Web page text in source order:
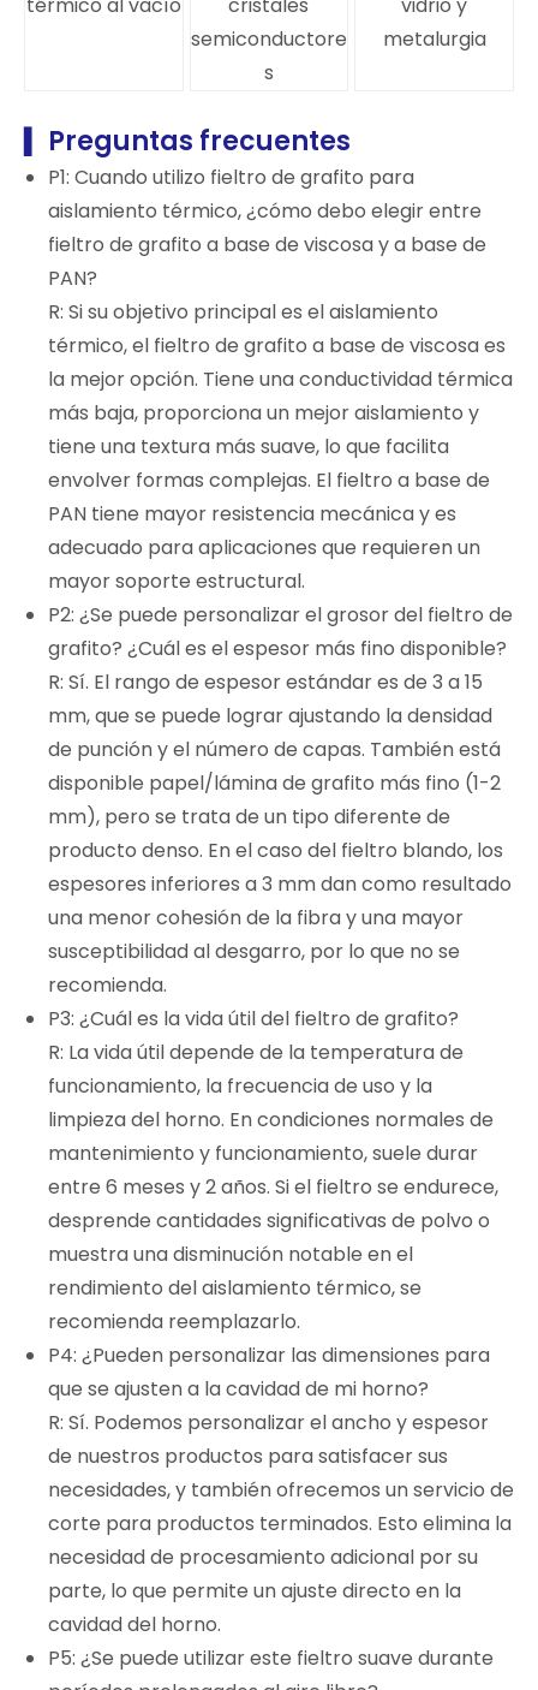
semiconductore
s
metalurgia
Preguntas frecuentes
P1: Cuando utilizo fieltro de grafito para
aislamiento térmico, ¿cómo debo elegir entre
fieltro de grafito a base de viscosa y a base de
PAN?
R: Si su objetivo principal es el aislamiento
térmico, el fieltro de grafito a base de viscosa es
la mejor opción. Tiene una conductividad térmica
más baja, proporciona un mejor aislamiento y
tiene una textura más suave, lo que facilita
envolver formas complejas. El fieltro a base de
PAN tiene mayor resistencia mecánica y es
adecuado para aplicaciones que requieren un
mayor soporte estructural.
P2: ¿Se puede personalizar el grosor del fieltro de
grafito? ¿Cuál es el espesor más fino disponible?
R: Sí. El rango de espesor estándar es de 3 a 15
mm, que se puede lograr ajustando la densidad
de punción y el número de capas. También está
disponible papel/lámina de grafito más fino (1-2
mm), pero se trata de un tipo diferente de
producto denso. En el caso del fieltro blando, los
espesores inferiores a 3 mm dan como resultado
una menor cohesión de la fibra y una mayor
susceptibilidad al desgarro, por lo que no se
recomienda.
P3: ¿Cuál es la vida útil del fieltro de grafito?
R: La vida útil depende de la temperatura de
funcionamiento, la frecuencia de uso y la
limpieza del horno. En condiciones normales de
mantenimiento y funcionamiento, suele durar
entre 6 meses y 2 años. Si el fieltro se endurece,
desprende cantidades significativas de polvo o
muestra una disminución notable en el
rendimiento del aislamiento térmico, se
recomienda reemplazarlo.
P4: ¿Pueden personalizar las dimensiones para
que se ajusten a la cavidad de mi horno?
R: Sí. Podemos personalizar el ancho y espesor
de nuestros productos para satisfacer sus
necesidades, y también ofrecemos un servicio de
corte para productos terminados. Esto elimina la
necesidad de procesamiento adicional por su
parte, lo que permite un ajuste directo en la
cavidad del horno.
P5: ¿Se puede utilizar este fieltro suave durante